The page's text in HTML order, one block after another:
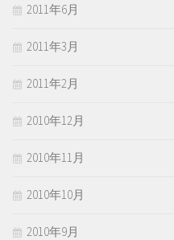
2011年6月
2011年3月
2011年2月
2010年12月
2010年11月
2010年10月
2010年9月